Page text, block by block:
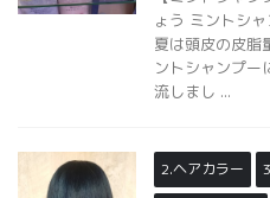
ょう ミントシ
夏は頭皮の皮脂
ントシャンプー
流しまし ...
2.ヘアカラー